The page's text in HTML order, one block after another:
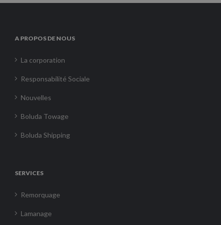
A PROPOS DE NOUS
La corporation
Responsabilité Sociale
Nouvelles
Boluda Towage
Boluda Shipping
SERVICES
Remorquage
Lamanage